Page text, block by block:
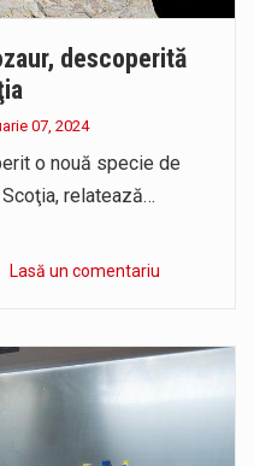
descoperită
07, 2024
o nouă specie de
relatează…
Lasă un comentariu